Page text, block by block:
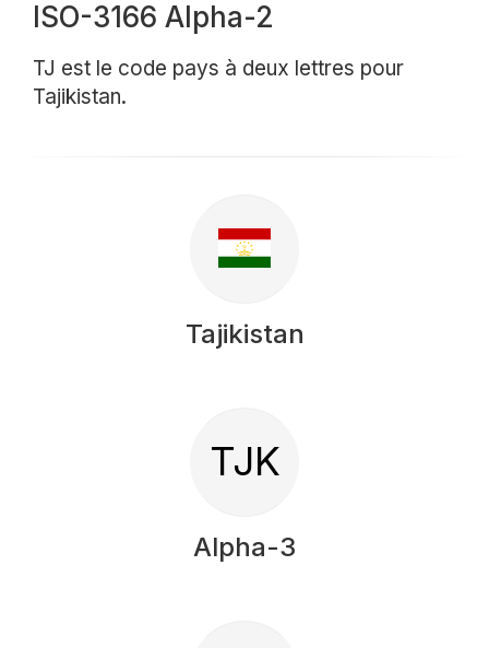
ISO-3166 Alpha-2
TJ est le code pays à deux lettres pour
Tajikistan.
Tajikistan
TJK
Alpha-3